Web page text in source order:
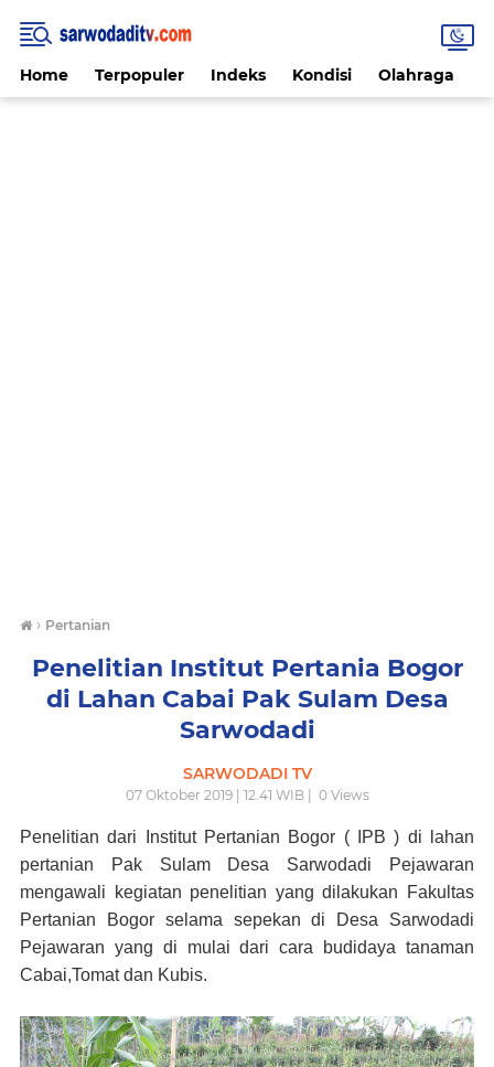
Home Terpopuler Indeks Kondisi Olahraga
› Pertanian
Penelitian Institut Pertania Bogor
di Lahan Cabai Pak Sulam Desa
Sarwodadi
SARWODADI TV
07 Oktober 2019 | 12.41 WIB | 0Views
Penelitian dari Institut Pertanian Bogor ( IPB ) di lahan
pertanian Pak Sulam Desa Sarwodadi Pejawaran
mengawali kegiatan penelitian yang dilakukan Fakultas
Pertanian Bogor selama sepekan di Desa Sarwodadi
Pejawaran yang di mulai dari cara budidaya tanaman
Cabai,Tomat dan Kubis.